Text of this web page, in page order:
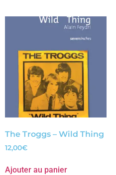
The Troggs – Wild Thing
12,00€
Ajouter au panier